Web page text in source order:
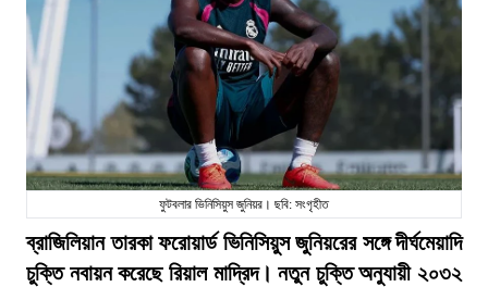
ফুটবলার ভিনিসিয়ুস জুনিয়র। ছবি: সংগৃহীত
ব্রাজিলিয়ান তারকা ফরোয়ার্ড ভিনিসিয়ুস জুনিয়রের সঙ্গে দীর্ঘমেয়াদি
চুক্তি নবায়ন করেছে রিয়াল মাদ্রিদ। নতুন চুক্তি অনুযায়ী ২০৩২